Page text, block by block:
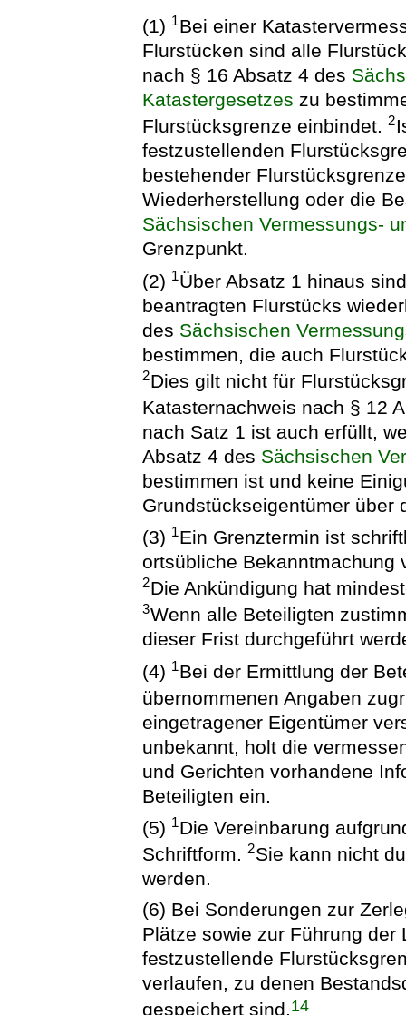
(1) 1Bei einer
Flurstücken sind alle
nach § 16 Absatz 4 des
Katastergesetzes zu
Flurstücksgrenze einbindet.2
festzustellenden
bestehender
Wiederherstellung oder die
Sächsischen Vermessungs-
Grenzpunkt.
(2) 1Über Absatz 1 hinaus
beantragten Flurstücks
des Sächsischen
bestimmen, die auch
2Dies gilt nicht für
Katasternachweis nach § 12
nach Satz 1 ist auch erfüllt,
Absatz 4 des Sächsischen
bestimmen ist und keine
Grundstückseigentümer über
(3) 1Ein Grenztermin ist
ortsübliche Bekanntmachung
2Die Ankündigung hat
3Wenn alle Beteiligten
dieser Frist durchgeführt
(4) 1Bei der Ermittlung der
übernommenen Angaben
eingetragener Eigentümer
unbekannt, holt die
und Gerichten vorhandene
Beteiligten ein.
(5) 1Die Vereinbarung
Schriftform.2Sie kann nicht
werden.
(6) Bei Sonderungen zur
Plätze sowie zur Führung
festzustellende
verlaufen, zu denen
gespeichert sind.14